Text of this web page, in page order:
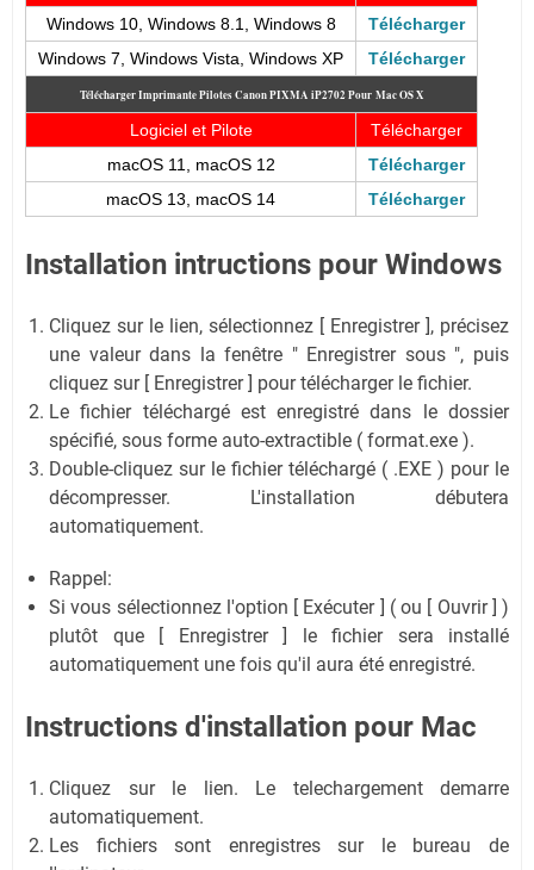
Windows 10, Windows 8.1, Windows 8
Télécharger
Windows 7, Windows Vista, Windows XP
Télécharger
Télécharger Imprimante Pilotes Canon PIXMA iP2702Pour Mac OS X
Logiciel et Pilote
Télécharger
macOS 11, macOS 12
Télécharger
macOS 13, macOS 14
Télécharger
Installation intructions pour Windows
Cliquez sur le lien, sélectionnez [ Enregistrer ], précisez
une valeur dans la fenêtre " Enregistrer sous ", puis
cliquez sur [ Enregistrer ] pour télécharger le fichier.
Le fichier téléchargé est enregistré dans le dossier
spécifié, sous forme auto-extractible ( format.exe ).
Double-cliquez sur le fichier téléchargé ( .EXE ) pour le
décompresser. L'installation débutera
automatiquement.
Rappel:
Si vous sélectionnez l'option [ Exécuter ] ( ou [ Ouvrir ] )
plutôt que [ Enregistrer ] le fichier sera installé
automatiquement une fois qu'il aura été enregistré.
Instructions d'installation pour Mac
Cliquez sur le lien. Le telechargement demarre
automatiquement.
Les fichiers sont enregistres sur le bureau de